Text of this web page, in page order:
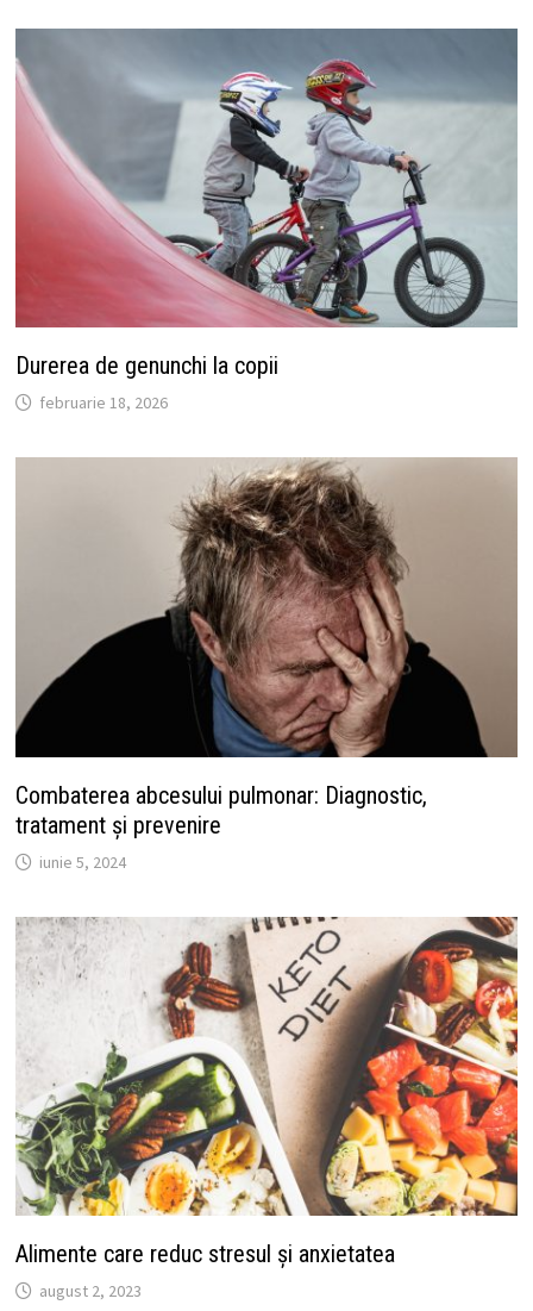
Durerea de genunchi la copii
februarie 18, 2026
Combaterea abcesului pulmonar: Diagnostic,
tratament și prevenire
iunie 5, 2024
Alimente care reduc stresul și anxietatea
august 2, 2023